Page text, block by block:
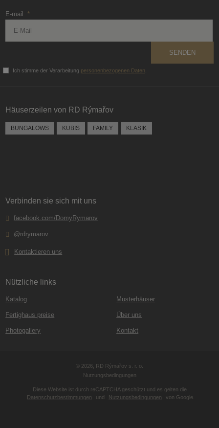
E-mail *
SENDEN
Ich stimme der Verarbeitung personenbezogenen Daten
nicht
gesendet
werden
Häuserzeilen von RD Rýmařov
BUNGALOWS KUBIS FAMILY KLASIK
Verbinden sie sich mit uns
facebook.com/DomyRymarov
@rdrymarov
Kontaktieren uns
Nützliche links
Katalog
Fertighaus preise
Photogallery
Musterhäuser
Über uns
Kontakt
© 2026, RD Rýmařov s. r. o.
Nutzungsbedingungen
Diese Website ist durch reCAPTCHA geschützt und es gelten die
Datenschutzbestimmungen
und Nutzungsbedingungen von Google.